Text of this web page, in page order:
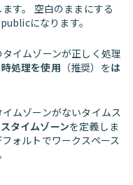
す。 空白のままにする
になります。
イムゾーンが正しく処理
処理を使用 （推奨）をは
ムゾーンがないタイムス
タイムゾーンを定義しま
ォルトでワークスペース